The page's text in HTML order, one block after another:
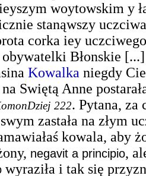
woytowskim y
stanąwszy
corka iey
Błonskie [...]
Kowalka niegdy
Swiętą Anne
222. Pytana, za
zastała na złym
kowala, aby
negavit a principio,
wyraziła i tak się